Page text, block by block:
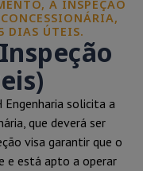
A INSPEÇÃO
DIAS ÚTEIS.
Engenharia solicita a
que deverá ser
visa garantir que o
e está apto a operar